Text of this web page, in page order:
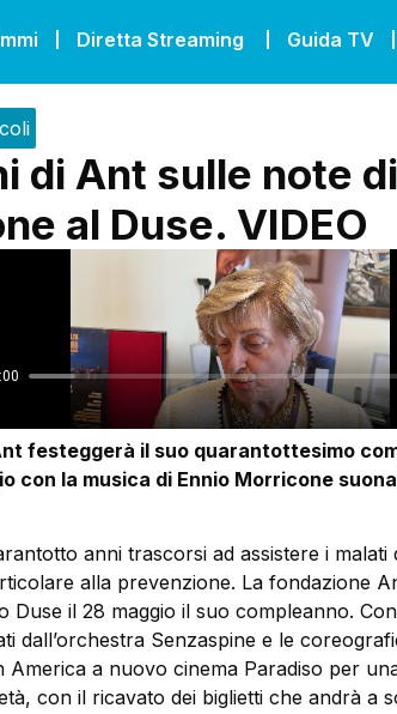
Diretta Streaming Guida TV
di Ant sulle note di
al Duse. VIDEO
festeggerà il suo quarantottesimo
con la musica di Ennio Morricone
anni trascorsi ad assistere i malati
alla prevenzione. La fondazione
Duse il 28 maggio il suo compleanno.
dall’orchestra Senzaspine e le
America a nuovo cinema Paradiso per
con il ricavato dei biglietti che andrà a